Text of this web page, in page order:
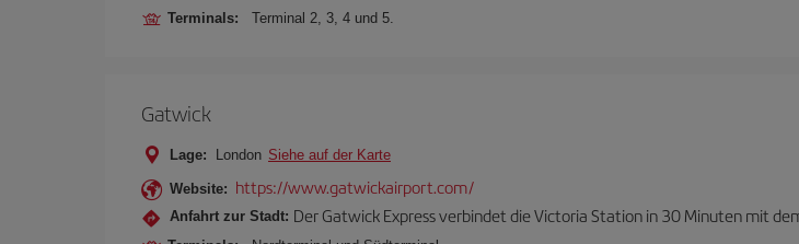
Terminals: Terminal 2, 3, 4 und 5.
Gatwick
Lage: London Siehe auf der Karte
Website: https://www.gatwickairport.com/
Anfahrt zur Stadt: Der Gatwick Express verbindet die Victoria Station in 30 Minuten mit